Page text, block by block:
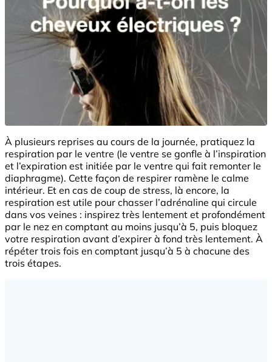
À plusieurs reprises au cours de la journée, pratiquez la
respiration par le ventre (le ventre se gonfle à l’inspiration
et l’expiration est initiée par le ventre qui fait remonter le
diaphragme). Cette façon de respirer ramène le calme
intérieur. Et en cas de coup de stress, là encore, la
respiration est utile pour chasser l’adrénaline qui circule
dans vos veines : inspirez très lentement et profondément
par le nez en comptant au moins jusqu’à 5, puis bloquez
votre respiration avant d’expirer à fond très lentement. À
répéter trois fois en comptant jusqu’à 5 à chacune des
trois étapes.